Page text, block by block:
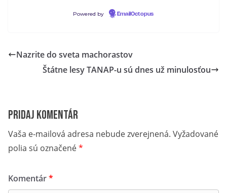
Powered by EmailOctopus
Nazrite do sveta machorastov
Štátne lesy TANAP-u sú dnes už minulosťou
Pridaj komentár
Vaša e-mailová adresa nebude zverejnená. Vyžadované
polia sú označené*
Komentár*